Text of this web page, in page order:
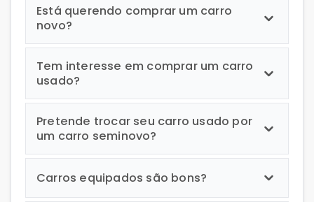
Está querendo comprar um carro
novo?
Tem interesse em comprar um carro
usado?
Pretende trocar seu carro usado por
um carro seminovo?
Carros equipados são bons?